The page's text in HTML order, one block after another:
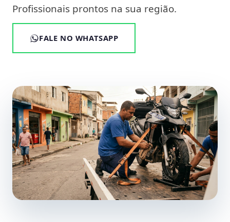
Profissionais prontos na sua região.
FALE NO WHATSAPP